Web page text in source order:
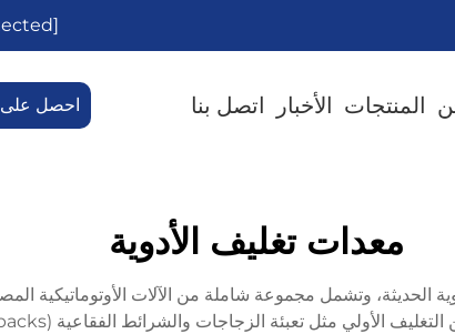
[email protected]
المنتجات الأخبار اتصل بنا احصل
معدات تغليف الأدوية
الحديثة، وتشمل مجموعة شاملة من الآلات الأوتوماتيكية